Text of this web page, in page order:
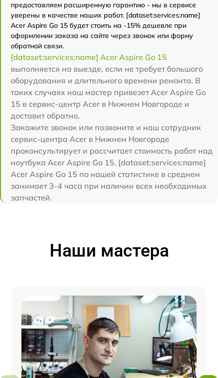
предоставляем расширенную гарантию - мы в сервисе
уверены в качестве наших работ. [dataset:services:name]
Acer Aspire Go 15 будет стоить на -15% дешевле при
оформлении заказа на сайте через звонок или форму
обратной связи.
[dataset:services:name] Acer Aspire Go 15
выполняется на выезде, если не требует большого
оборудования и длительного времени ремонта. В
таких случаях наш мастер привезет Acer Aspire Go
15 в сервис-центр Acer в Нижнем Новгороде и
доставит обратно.
Закажите звонок или позвоните и наш сотрудник
сервис-центра Acer в Нижнем Новгороде
проконсультирует и рассчитает стоимость работ над
ноутбука Acer Aspire Go 15. [dataset:services:name]
Acer Aspire Go 15 по нашей статистике в среднем
занимает 3-4 часа при наличии всех необходимых
запчастей.
Наши мастера